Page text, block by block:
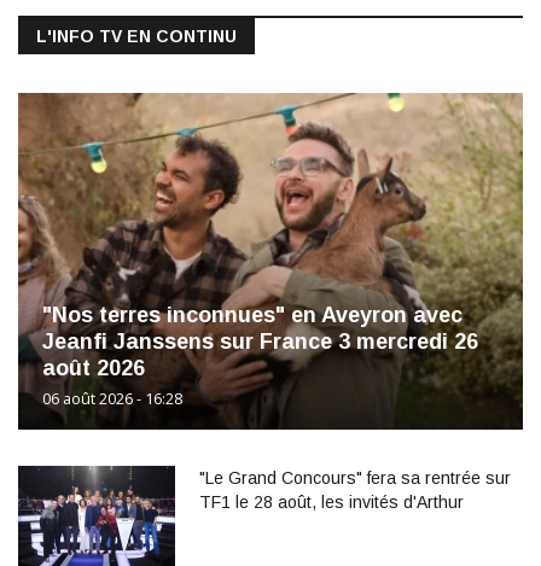
L'INFO TV EN CONTINU
"Nos terres inconnues" en Aveyron avec
Jeanfi Janssens sur France 3 mercredi 26
août 2026
06 août 2026 - 16:28
"Le Grand Concours" fera sa rentrée sur
TF1 le 28 août, les invités d'Arthur